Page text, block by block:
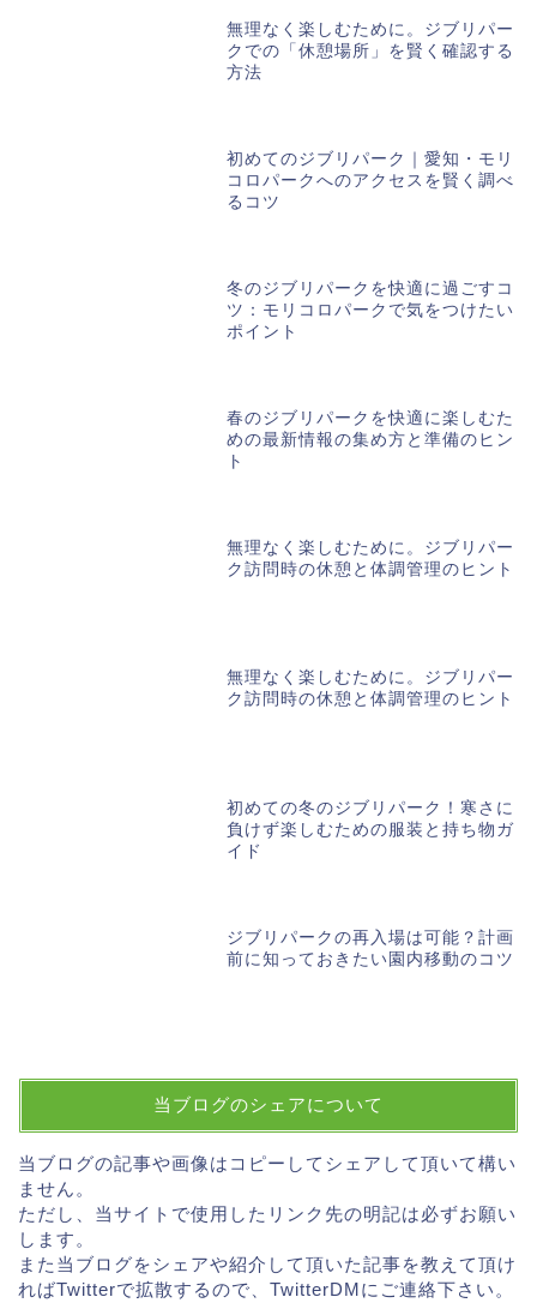
無理なく楽しむために。ジブリパー
クでの「休憩場所」を賢く確認する
方法
初めてのジブリパーク｜愛知・モリ
コロパークへのアクセスを賢く調べ
るコツ
冬のジブリパークを快適に過ごすコ
ツ：モリコロパークで気をつけたい
ポイント
春のジブリパークを快適に楽しむた
めの最新情報の集め方と準備のヒン
ト
無理なく楽しむために。ジブリパー
ク訪問時の休憩と体調管理のヒント
無理なく楽しむために。ジブリパー
ク訪問時の休憩と体調管理のヒント
初めての冬のジブリパーク！寒さに
負けず楽しむための服装と持ち物ガ
イド
ジブリパークの再入場は可能？計画
前に知っておきたい園内移動のコツ
当ブログのシェアについて
当ブログの記事や画像はコピーしてシェアして頂いて構い
ません。
ただし、当サイトで使用したリンク先の明記は必ずお願い
します。
また当ブログをシェアや紹介して頂いた記事を教えて頂け
ればTwitterで拡散するので、TwitterDMにご連絡下さい。